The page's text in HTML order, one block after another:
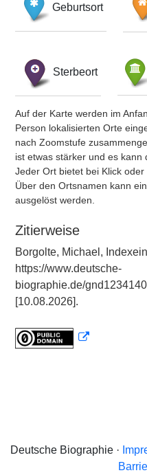
Geburtsort
Sterbeort
Auf der Karte werden im
Person lokalisierten Orte
nach Zoomstufe
ist etwas stärker und es kann
Jeder Ort bietet bei Klick
Über den Ortsnamen kann
ausgelöst werden.
Zitierweise
Borgolte, Michael,
https://www.deutsche-
biographie.de/
[10.08.2026].
Deutsche Biographie ·